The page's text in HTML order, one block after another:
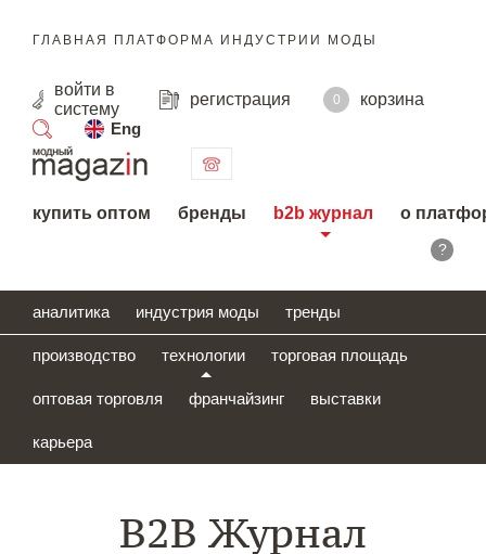
ГЛАВНАЯ ПЛАТФОРМА ИНДУСТРИИ МОДЫ
войти в
систему
регистрация 0
корзина
Eng
поиск
купить оптом бренды b2b журнал о
?
аналитика индустрия моды тренды
производство технологии торговая площадь
оптовая торговля франчайзинг выставки
карьера
B2B Журнал